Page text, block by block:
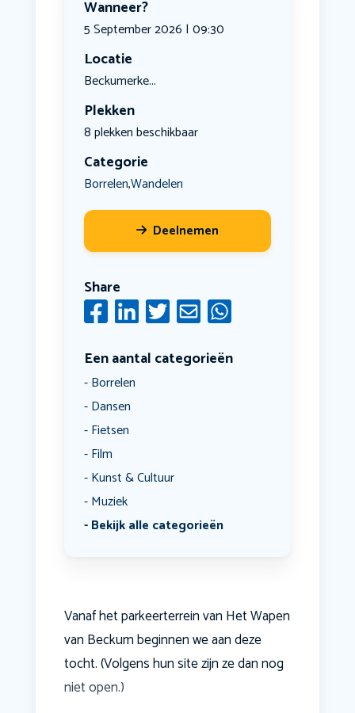
Wanneer?
5 September 2026 | 09:30
Locatie
Beckumerke...
Plekken
8 plekken beschikbaar
Categorie
Borrelen,Wandelen
Deelnemen
Share
Een aantal categorieën
Borrelen
Dansen
Fietsen
Film
Kunst & Cultuur
Muziek
Bekijk alle categorieën
Vanaf het parkeerterrein van Het Wapen
van Beckum beginnen we aan deze
tocht. (Volgens hun site zijn ze dan nog
niet open.)